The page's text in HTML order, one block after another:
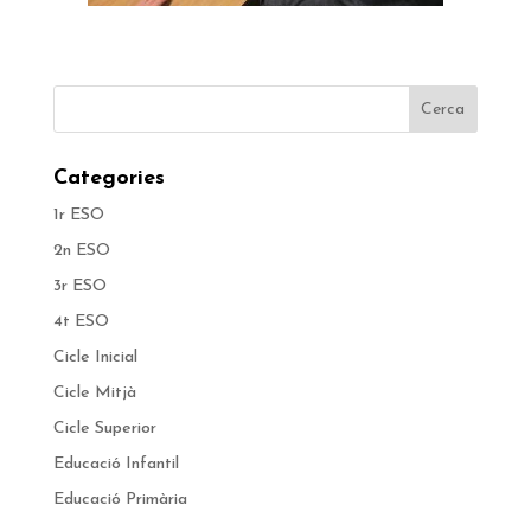
Categories
1r ESO
2n ESO
3r ESO
4t ESO
Cicle Inicial
Cicle Mitjà
Cicle Superior
Educació Infantil
Educació Primària